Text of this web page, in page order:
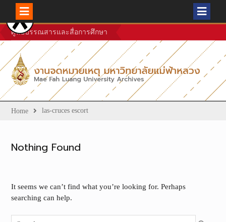
Skip
to
content
ศูนย์บรรณสารและสื่อการศึกษา
Home las-cruces escort
Nothing Found
It seems we can’t find what you’re looking for. Perhaps
searching can help.
Search